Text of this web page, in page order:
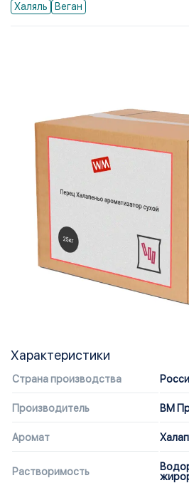
Халяль Веган
Характеристики
Страна производства
Производитель ВМ
Аромат
Растворимость